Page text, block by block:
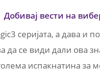
Добивај вести на
серијата, а дава и
да се види дали ова
испакнатина за